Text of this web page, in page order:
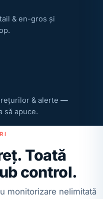
& en-gros și
& alerte —
să apuce.
Toată
control.
monitorizare nelimitată